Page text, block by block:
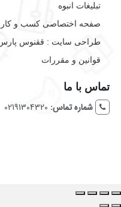
تبلیغات انبوه
صفحه اختصاصی کسب و
طراحی سایت :‌ ققنوس
قوانین و مقررات
تماس با ما
شماره تماس: 02191304320